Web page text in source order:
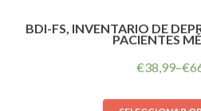
BDI-FS, INVENTARIO DE
PACIENTES
€38,99–€